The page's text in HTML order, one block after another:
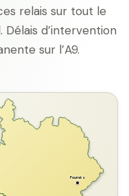
relais sur tout le
Délais d’intervention
sur l’A9.
Fournès